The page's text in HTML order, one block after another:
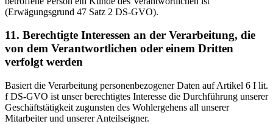
(Erwägungsgrund 47 Satz 2 DS-GVO).
11. Berechtigte Interessen an der Verarbeitung, die
von dem Verantwortlichen oder einem Dritten
verfolgt werden
Basiert die Verarbeitung personenbezogener Daten auf Artikel 6 I lit.
f DS-GVO ist unser berechtigtes Interesse die Durchführung unserer
Geschäftstätigkeit zugunsten des Wohlergehens all unserer
Mitarbeiter und unserer Anteilseigner.